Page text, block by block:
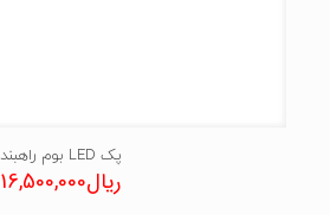
پک LED بوم راهبند
ریال16,500,000